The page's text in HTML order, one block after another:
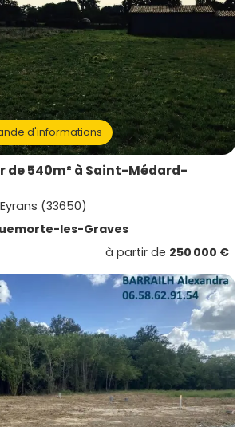
d'informations
de 540m² à Saint-Médard-
(33650)
les-Graves
à partir de 250 000 €